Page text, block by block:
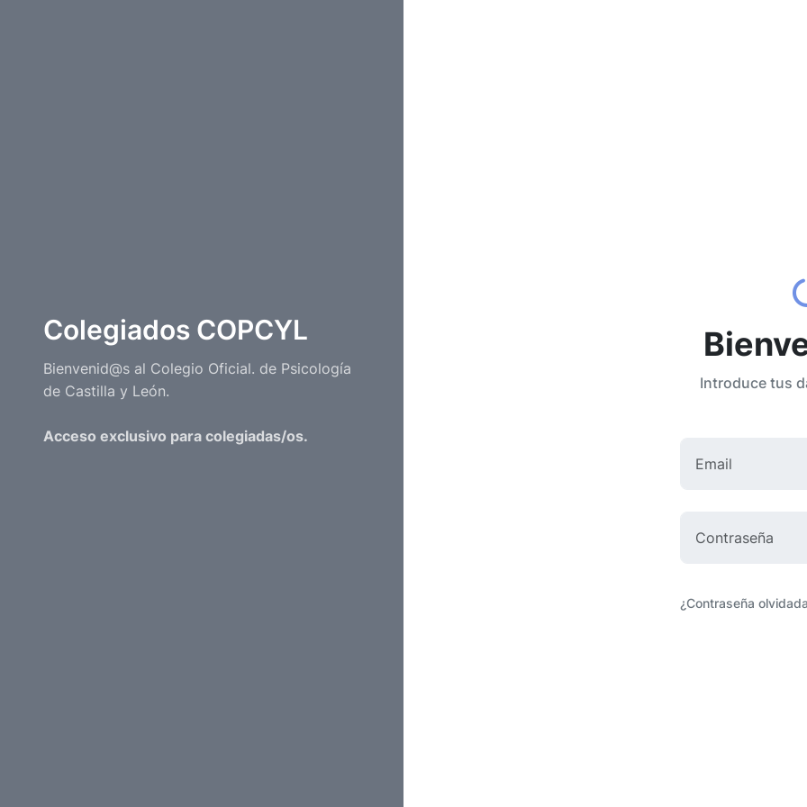
Colegiados COPCYL
Bienvenid@s al Colegio Oficial. de Psicología
de Castilla y León.
Acceso exclusivo para colegiadas/os.
Introduce tus
¿Contraseña